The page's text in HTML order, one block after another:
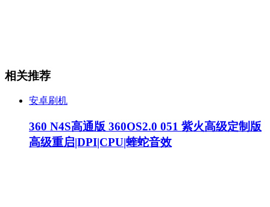
相关推荐
安卓刷机
360 N4S高通版 360OS2.0 051 紫火高级定制版
高级重启|DPI|CPU|蝰蛇音效